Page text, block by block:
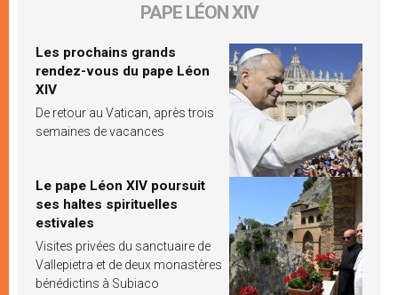
PAPE LÉON XIV
Les prochains grands
rendez-vous du pape Léon
XIV
De retour au Vatican, après trois
semaines de vacances
Le pape Léon XIV poursuit
ses haltes spirituelles
estivales
Visites privées du sanctuaire de
Vallepietra et de deux monastères
bénédictins à Subiaco